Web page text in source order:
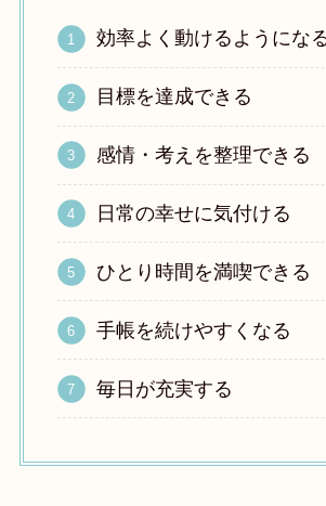
効率よく動けるようにな
目標を達成できる
感情・考えを整理できる
日常の幸せに気付ける
ひとり時間を満喫できる
手帳を続けやすくなる
毎日が充実する